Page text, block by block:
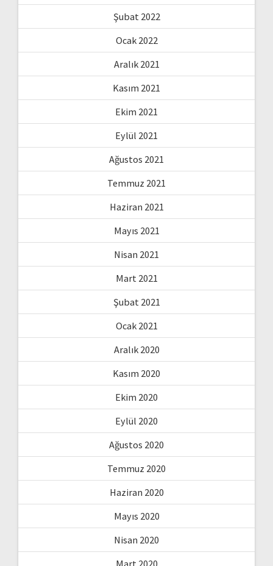
Şubat 2022
Ocak 2022
Aralık 2021
Kasım 2021
Ekim 2021
Eylül 2021
Ağustos 2021
Temmuz 2021
Haziran 2021
Mayıs 2021
Nisan 2021
Mart 2021
Şubat 2021
Ocak 2021
Aralık 2020
Kasım 2020
Ekim 2020
Eylül 2020
Ağustos 2020
Temmuz 2020
Haziran 2020
Mayıs 2020
Nisan 2020